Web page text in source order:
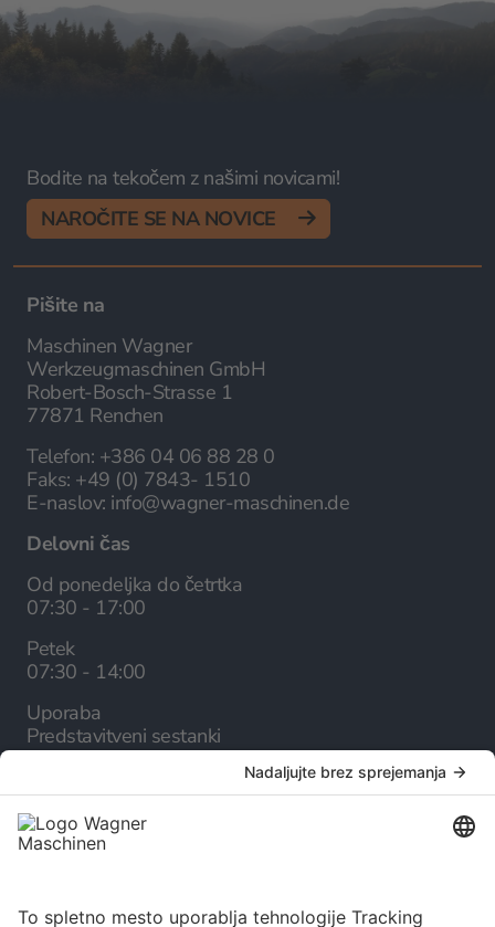
Bodite na tekočem z našimi novicami!
NAROČITE SE NA NOVICE
Pišite na
Maschinen Wagner
Werkzeugmaschinen GmbH
Robert-Bosch-Strasse 1
77871 Renchen
Telefon: +386 04 06 88 28 0
Faks: +49 (0) 7843- 1510
E-naslov: info@wagner-maschinen.de
Delovni čas
Od ponedeljka do četrtka
07:30 - 17:00
Petek
07:30 - 14:00
Uporaba
Predstavitveni sestanki
O nas
Kariera
Novice